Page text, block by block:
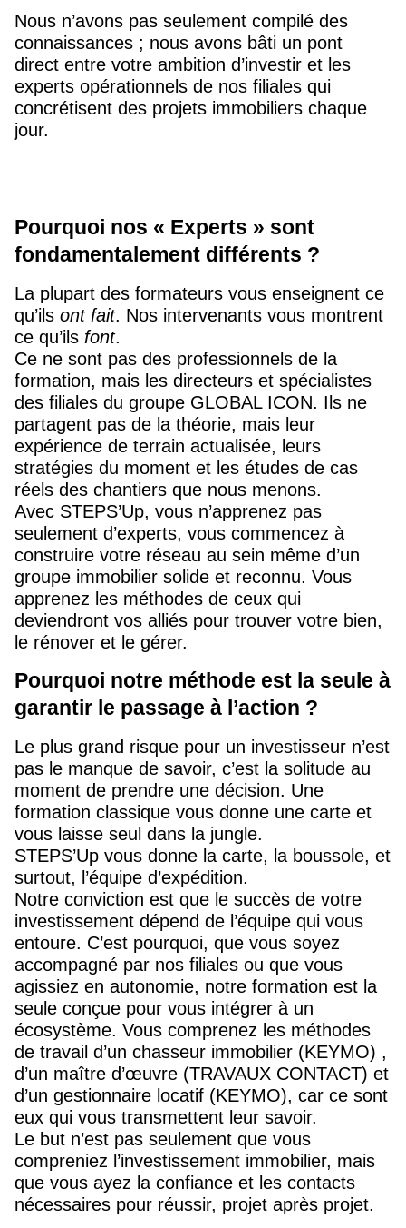
Nous n’avons pas seulement compilé des
connaissances ; nous avons bâti un pont
direct entre votre ambition d’investir et les
experts opérationnels de nos filiales qui
concrétisent des projets immobiliers chaque
jour.
Pourquoi nos « Experts » sont
fondamentalement différents ?
La plupart des formateurs vous enseignent ce
qu’ils ont fait. Nos intervenants vous montrent
ce qu’ils font.
Ce ne sont pas des professionnels de la
formation, mais les directeurs et spécialistes
des filiales du groupe GLOBAL ICON. Ils ne
partagent pas de la théorie, mais leur
expérience de terrain actualisée, leurs
stratégies du moment et les études de cas
réels des chantiers que nous menons.
Avec STEPS’Up, vous n’apprenez pas
seulement d’experts, vous commencez à
construire votre réseau au sein même d’un
groupe immobilier solide et reconnu. Vous
apprenez les méthodes de ceux qui
deviendront vos alliés pour trouver votre bien,
le rénover et le gérer.
Pourquoi notre méthode est la seule à
garantir le passage à l’action ?
Le plus grand risque pour un investisseur n’est
pas le manque de savoir, c’est la solitude au
moment de prendre une décision. Une
formation classique vous donne une carte et
vous laisse seul dans la jungle.
STEPS’Up vous donne la carte, la boussole, et
surtout, l’équipe d’expédition.
Notre conviction est que le succès de votre
investissement dépend de l’équipe qui vous
entoure. C’est pourquoi, que vous soyez
accompagné par nos filiales ou que vous
agissiez en autonomie, notre formation est la
seule conçue pour vous intégrer à un
écosystème. Vous comprenez les méthodes
de travail d’un chasseur immobilier (KEYMO) ,
d’un maître d’œuvre (TRAVAUX CONTACT) et
d’un gestionnaire locatif (KEYMO), car ce sont
eux qui vous transmettent leur savoir.
Le but n’est pas seulement que vous
compreniez l’investissement immobilier, mais
que vous ayez la confiance et les contacts
nécessaires pour réussir, projet après projet.